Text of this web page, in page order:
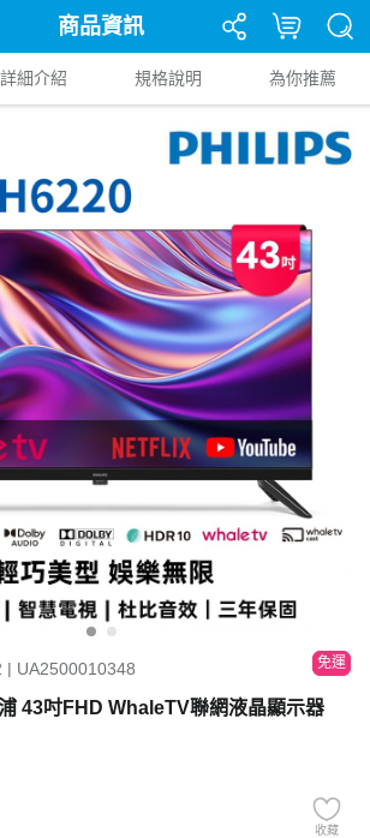
商品資訊
詳細介紹 規格說明 為你推薦
| UA2500010348 免運
43吋FHD WhaleTV聯網液晶顯示器
收藏